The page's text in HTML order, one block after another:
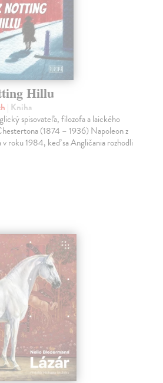
Hillu
| Kniha
spisovateľa, filozofa a laického
(1874 – 1936) Napoleon z
roku 1984, keď sa Angličania rozhodli